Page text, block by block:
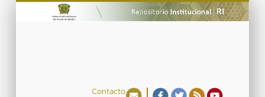
Contacto